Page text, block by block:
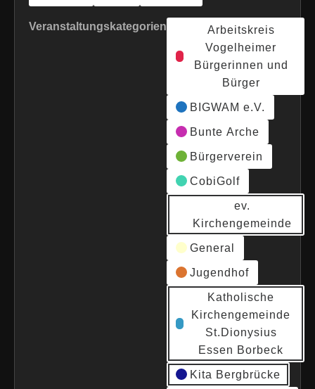
Veranstaltungskategorien
Arbeitskreis
Vogelheimer
Bürgerinnen und
Bürger
BIGWAM e.V.
Bunte Arche
Bürgerverein
CobiGolf
ev.
Kirchengemeinde
General
Jugendhof
Katholische
Kirchengemeinde
St.Dionysius
Essen Borbeck
Kita Bergbrücke